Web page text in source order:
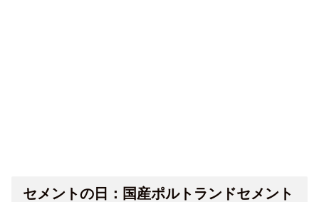
セメントの日：国産ポルトランドセメント